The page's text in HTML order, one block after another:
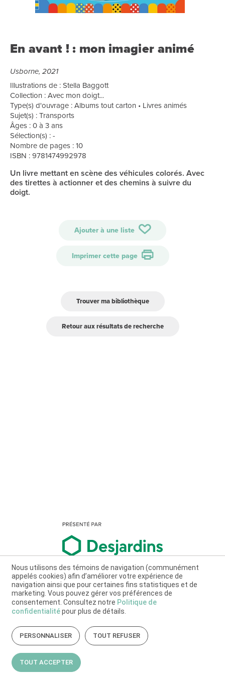
En avant ! : mon imagier animé
Usborne, 2021
Illustrations de : Stella Baggott
Collection : Avec mon doigt...
Type(s) d'ouvrage : Albums tout carton • Livres animés
Sujet(s) : Transports
Âges : 0 à 3 ans
Sélection(s) : -
Nombre de pages : 10
ISBN : 9781474992978
Un livre mettant en scène des véhicules colorés. Avec
des tirettes à actionner et des chemins à suivre du
doigt.
Ajouter à une liste
Imprimer cette page
Trouver ma bibliothèque
Retour aux résultats de recherche
Nous utilisons des témoins de navigation (communément
appelés cookies) afin d’améliorer votre expérience de
navigation ainsi que pour certaines fins statistiques et de
marketing. Vous pouvez gérer vos préférences de
consentement. Consultez notre Politique de
confidentialitépour plus de détails.
PERSONNALISER TOUT REFUSER
TOUT ACCEPTER